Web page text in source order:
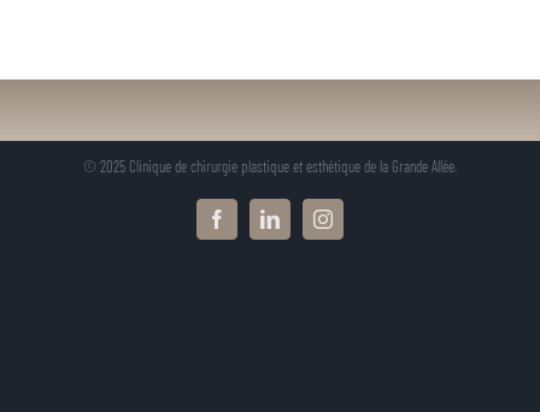
© 2025 Clinique de chirurgie plastique et esthétique de la Grande Allée.
FacebookLinkedInInstagram